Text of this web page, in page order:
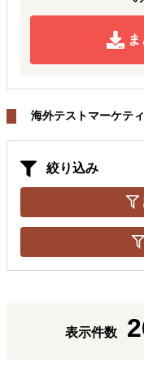
海外テストマーケテ
絞り込み
表示件数